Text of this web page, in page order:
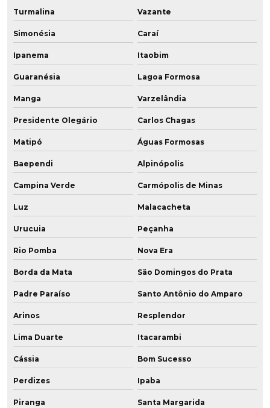
Turmalina Vazante
Simonésia Caraí
Ipanema Itaobim
Guaranésia Lagoa Formosa
Manga Varzelândia
Presidente Olegário Carlos Chagas
Matipó Águas Formosas
Baependi Alpinópolis
Campina Verde Carmópolis de Minas
Luz Malacacheta
Urucuia Peçanha
Rio Pomba Nova Era
Borda da Mata São Domingos do Prata
Padre Paraíso Santo Antônio do Amparo
Arinos Resplendor
Lima Duarte Itacarambi
Cássia Bom Sucesso
Perdizes Ipaba
Piranga Santa Margarida